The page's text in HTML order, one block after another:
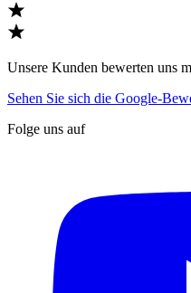
Unsere Kunden bewerten uns
Sehen Sie sich die Google-
Folge uns auf